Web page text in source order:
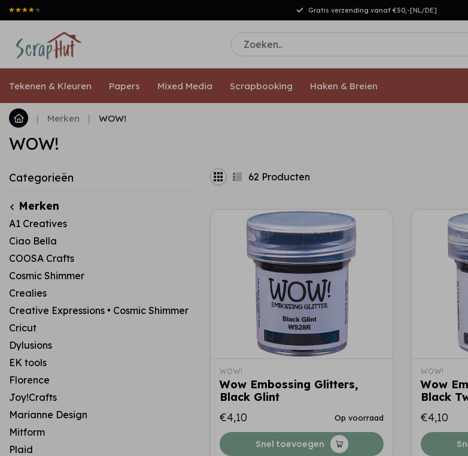
Gratis verzending vanaf €50,-[NL/DE]
Tekenen & Kleuren Papers Mixed Media Scrapbooking Haken & Breien
| Merken | WOW!
WOW!
Categorieën
Merken
A1 Creatives
Ciao Bella
COOSA Crafts
Cosmic Shimmer
Crealies
Creative Expressions • Cosmic Shimmer
Cricut
Dylusions
EK tools
Florence
Joy!Crafts
Marianne Design
Mitform
Plaid
62 Producten
WOW!
Wow Embossing Glitters,
Black Glint
€4,10
Op voorraad
Snel toevoegen
WOW!
Wow
Black
€4,10